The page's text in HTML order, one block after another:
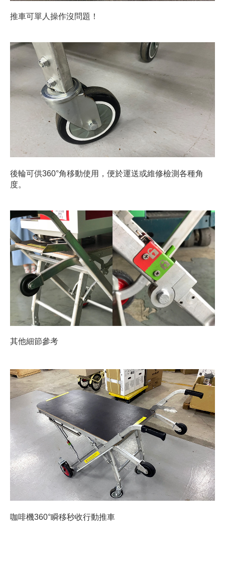
推車可單人操作沒問題！
後輪可供360°角移動使用，便於運送或維修檢測各種角
度。
其他細節參考
咖啡機360°瞬移秒收行動推車